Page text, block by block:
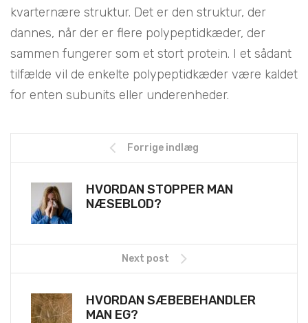
kvarternære struktur. Det er den struktur, der
dannes, når der er flere polypeptidkæder, der
sammen fungerer som et stort protein. I et sådant
tilfælde vil de enkelte polypeptidkæder være kaldet
for enten subunits eller underenheder.
Forrige indlæg
HVORDAN STOPPER MAN
NÆSEBLOD?
Next post
HVORDAN SÆBEBEHANDLER
MAN EG?